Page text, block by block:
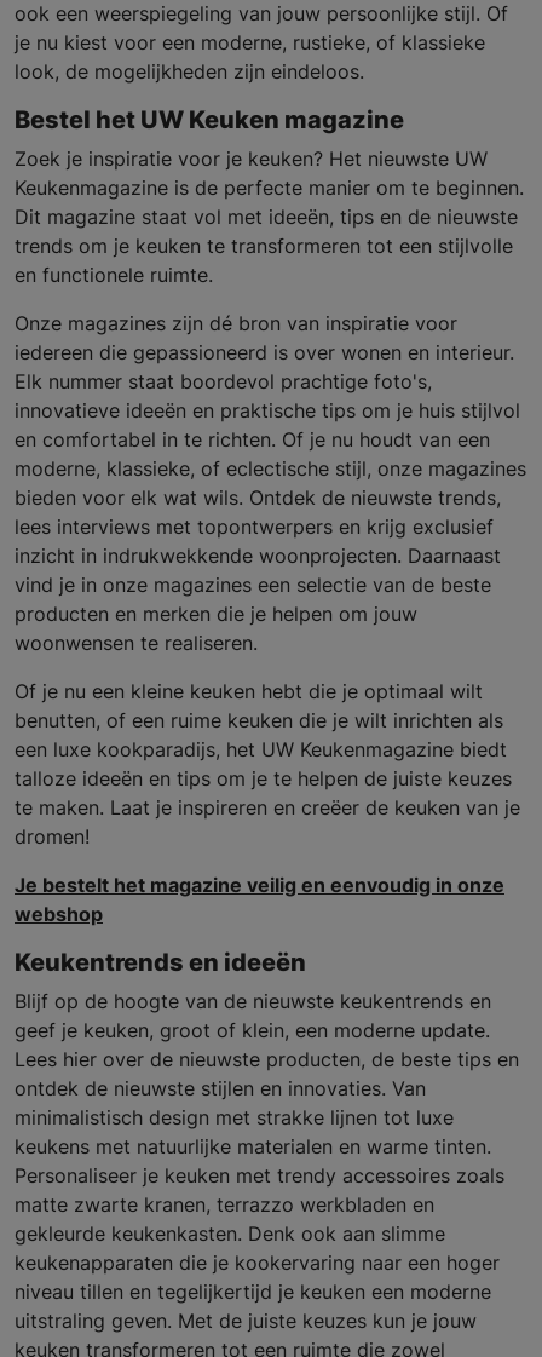
ook een weerspiegeling van jouw persoonlijke stijl. Of
je nu kiest voor een moderne, rustieke, of klassieke
look, de mogelijkheden zijn eindeloos.
Bestel het UW Keuken magazine
Zoek je inspiratie voor je keuken? Het nieuwste UW
Keukenmagazine is de perfecte manier om te beginnen.
Dit magazine staat vol met ideeën, tips en de nieuwste
trends om je keuken te transformeren tot een stijlvolle
en functionele ruimte.
Onze magazines zijn dé bron van inspiratie voor
iedereen die gepassioneerd is over wonen en interieur.
Elk nummer staat boordevol prachtige foto's,
innovatieve ideeën en praktische tips om je huis stijlvol
en comfortabel in te richten. Of je nu houdt van een
moderne, klassieke, of eclectische stijl, onze magazines
bieden voor elk wat wils. Ontdek de nieuwste trends,
lees interviews met topontwerpers en krijg exclusief
inzicht in indrukwekkende woonprojecten. Daarnaast
vind je in onze magazines een selectie van de beste
producten en merken die je helpen om jouw
woonwensen te realiseren.
Of je nu een kleine keuken hebt die je optimaal wilt
benutten, of een ruime keuken die je wilt inrichten als
een luxe kookparadijs, het UW Keukenmagazine biedt
talloze ideeën en tips om je te helpen de juiste keuzes
te maken. Laat je inspireren en creëer de keuken van je
dromen!
Je bestelt het magazine veilig en eenvoudig in onze
webshop
Keukentrends en ideeën
Blijf op de hoogte van de nieuwste keukentrends en
geef je keuken, groot of klein, een moderne update.
Lees hier over de nieuwste producten, de beste tips en
ontdek de nieuwste stijlen en innovaties. Van
minimalistisch design met strakke lijnen tot luxe
keukens met natuurlijke materialen en warme tinten.
Personaliseer je keuken met trendy accessoires zoals
matte zwarte kranen, terrazzo werkbladen en
gekleurde keukenkasten. Denk ook aan slimme
keukenapparaten die je kookervaring naar een hoger
niveau tillen en tegelijkertijd je keuken een moderne
uitstraling geven. Met de juiste keuzes kun je jouw
keuken transformeren tot een ruimte die zowel